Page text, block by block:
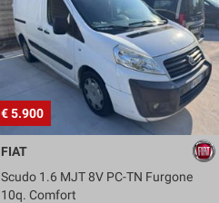
€ 5.900
FIAT
Scudo 1.6 MJT 8V PC-TN Furgone
10q. Comfort